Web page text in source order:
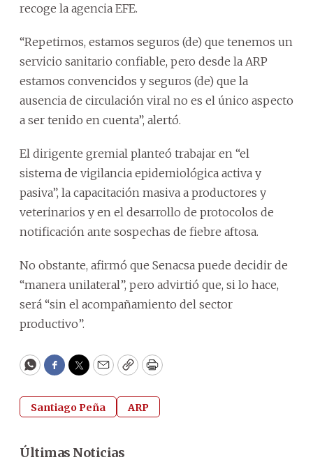
recoge la agencia EFE.
“Repetimos, estamos seguros (de) que tenemos un
servicio sanitario confiable, pero desde la ARP
estamos convencidos y seguros (de) que la
ausencia de circulación viral no es el único aspecto
a ser tenido en cuenta”, alertó.
El dirigente gremial planteó trabajar en “el
sistema de vigilancia epidemiológica activa y
pasiva”, la capacitación masiva a productores y
veterinarios y en el desarrollo de protocolos de
notificación ante sospechas de fiebre aftosa.
No obstante, afirmó que Senacsa puede decidir de
“manera unilateral”, pero advirtió que, si lo hace,
será “sin el acompañamiento del sector
productivo”.
WhatsApp
Facebook
Twitter
EmailCopyPrint
Santiago Peña ARP
Últimas Noticias